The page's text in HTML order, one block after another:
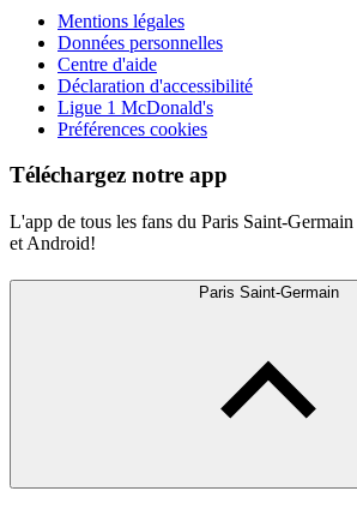
Mentions légales
Données personnelles
Centre d'aide
Déclaration d'accessibilité
Ligue 1 McDonald's
Préférences cookies
Téléchargez notre app
L'app de tous les fans du Paris Saint-
et Android!
Paris Saint-Germain